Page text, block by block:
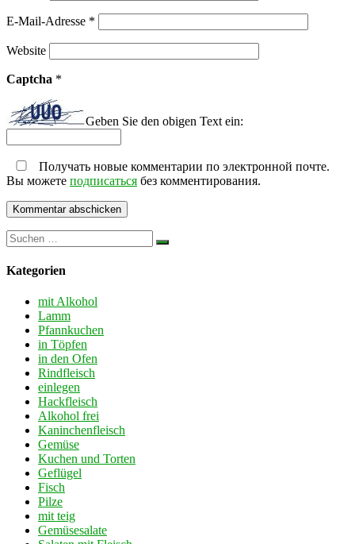
E-Mail-Adresse *
Website
Captcha *
Geben Sie den obigen Text ein:
Получать новые комментарии по электронной почте.
Вы можете подписаться без комментирования.
Kategorien
mit Alkohol
Lamm
Pfannkuchen
in Töpfen
in den Ofen
Rindfleisch
einlegen
Hackfleisch
Alkohol frei
Kaninchenfleisch
Gemüse
Kuchen und Torten
Geflügel
Fisch
Pilze
mit teig
Gemüsesalate